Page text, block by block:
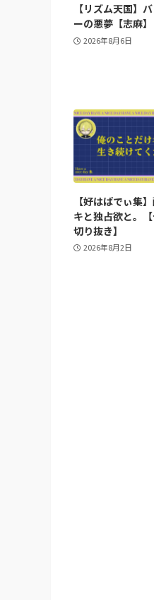
【リズム天国】
ーの悪夢【志麻】
2026年8月6日
【好はばでぃ集
キと独占欲と。
切り抜き】
2026年8月2日